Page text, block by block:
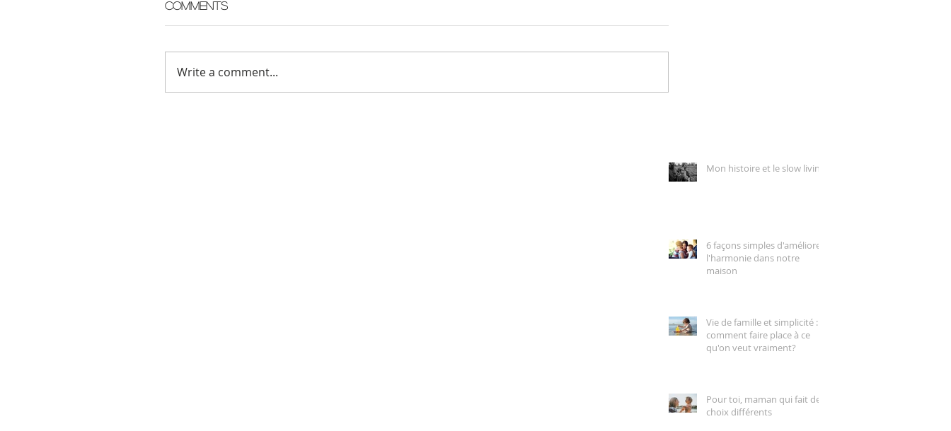
Comments
Write a comment...
Mon histoire et le slow living
6 façons simples d'améliorer
l'harmonie dans notre
maison
Vie de famille et simplicité :
comment faire place à ce
qu'on veut vraiment?
Pour toi, maman qui fait des
choix différents